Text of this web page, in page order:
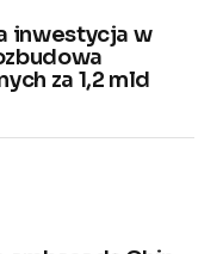
inwestycja w
za 1,2 mld